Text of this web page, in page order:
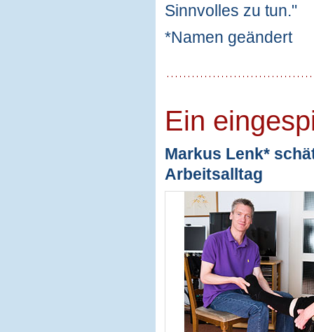
Sinnvolles zu tun."
*Namen geändert
Ein
Markus Lenk*
Arbeitsalltag